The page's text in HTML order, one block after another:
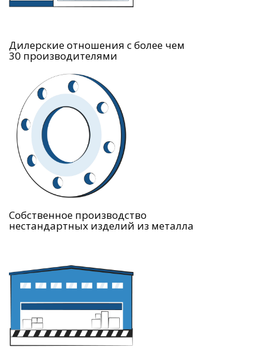
Дилерские отношения с более чем
30 производителями
Собственное производство
нестандартных изделий из металла